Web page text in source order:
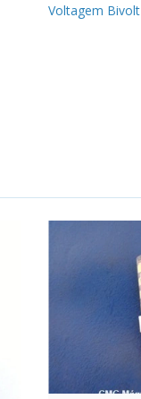
Voltagem Bivolt